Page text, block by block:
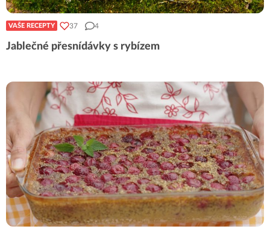
VAŠE RECEPTY 37 4
Jablečné přesnídávky s rybízem